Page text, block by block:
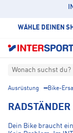
WÄHLE DEINEN
Wonach suchst du?
Ausrüstung Bike-
Dein Bike braucht